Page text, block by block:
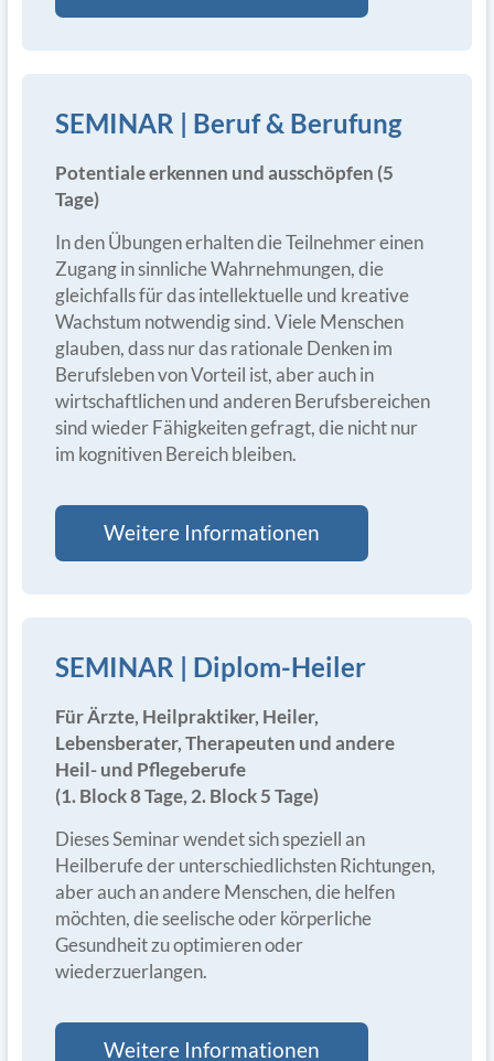
SEMINAR | Beruf & Berufung
Potentiale erkennen und ausschöpfen (5
Tage)
In den Übungen erhalten die Teilnehmer einen
Zugang in sinnliche Wahrnehmungen, die
gleichfalls für das intellektuelle und kreative
Wachstum notwendig sind. Viele Menschen
glauben, dass nur das rationale Denken im
Berufsleben von Vorteil ist, aber auch in
wirtschaftlichen und anderen Berufsbereichen
sind wieder Fähigkeiten gefragt, die nicht nur
im kognitiven Bereich bleiben.
Weitere Informationen
SEMINAR | Diplom-Heiler
Für Ärzte, Heilpraktiker, Heiler,
Lebensberater, Therapeuten und andere
Heil- und Pflegeberufe
(1. Block 8 Tage, 2. Block 5 Tage)
Dieses Seminar wendet sich speziell an
Heilberufe der unterschiedlichsten Richtungen,
aber auch an andere Menschen, die helfen
möchten, die seelische oder körperliche
Gesundheit zu optimieren oder
wiederzuerlangen.
Weitere Informationen